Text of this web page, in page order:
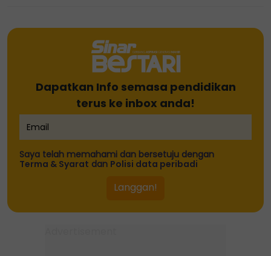
Dapatkan Info semasa pendidikan
terus ke inbox anda!
Saya telah memahami dan bersetuju dengan
Terma & Syarat dan Polisi data peribadi